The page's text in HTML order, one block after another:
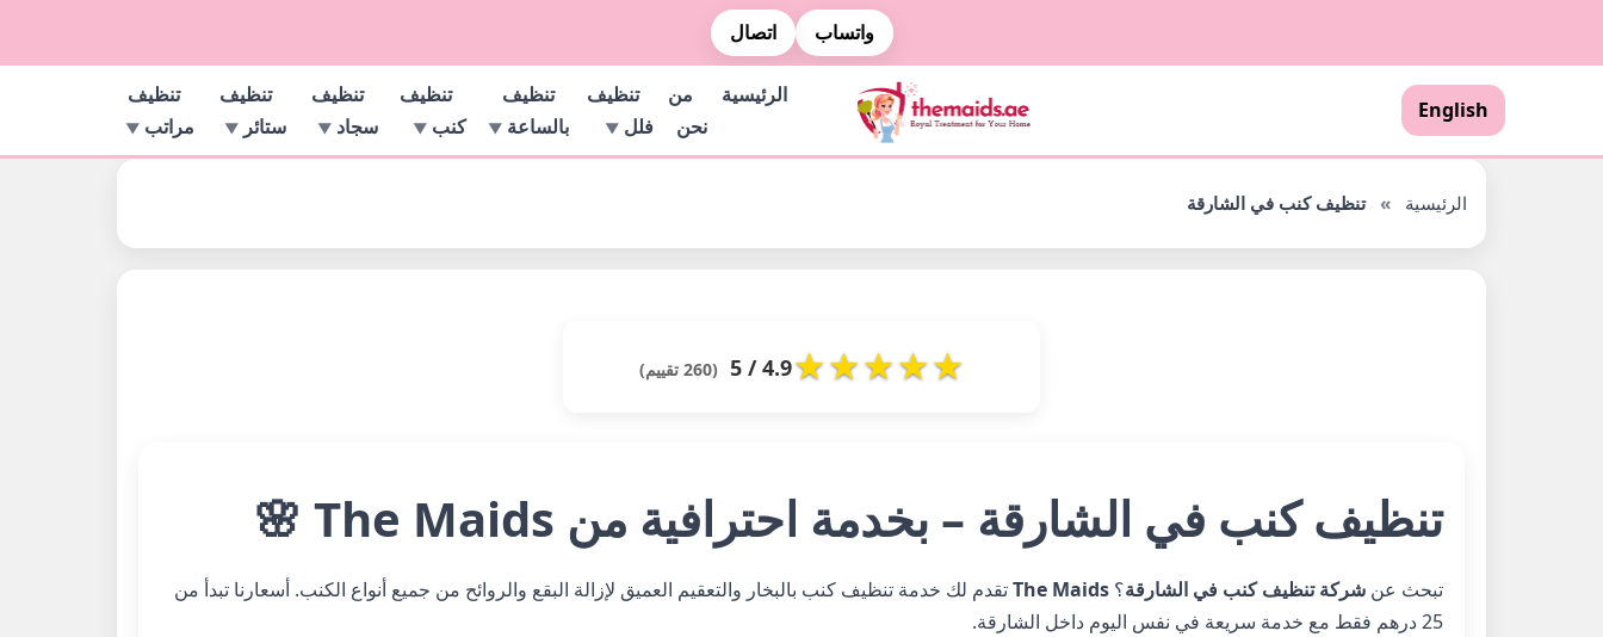
واتساب اتصال
English
الرئيسية
من
نحن
تنظيف
فلل
تنظيف
بالساعة
تنظيف
كنب
تنظيف
سجاد
تنظيف
ستائر
تنظيف
مراتب
الرئيسية » تنظيف كنب في الشارقة
★
★
★
★
★
4.9 / 5 (260 تقييم)
تنظيف كنب في الشارقة – بخدمة احترافية من The Maids 🌸
تبحث عن شركة تنظيف كنب في الشارقة؟ The Maidsتقدم لك خدمة تنظيف كنب بالبخار والتعقيم العميق لإزالة البقع والروائح من جميع أنواع الكنب. أسعارنا تبدأ من
25 درهم فقط مع خدمة سريعة في نفس اليوم داخل الشارقة.